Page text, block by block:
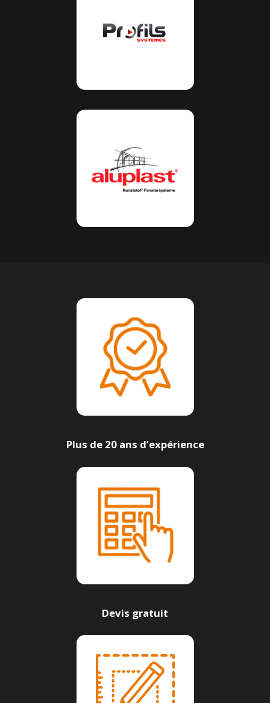
Plus de 20 ans d’expérience
Devis gratuit